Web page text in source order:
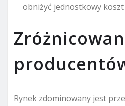
obniżyć jednostkowy koszt
Rynek zdominowany jest